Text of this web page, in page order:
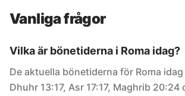
Vanliga frågor
Vilka är bönetiderna i Roma idag?
De aktuella bönetiderna för Roma
Dhuhr 13:17, Asr 17:17, Maghrib